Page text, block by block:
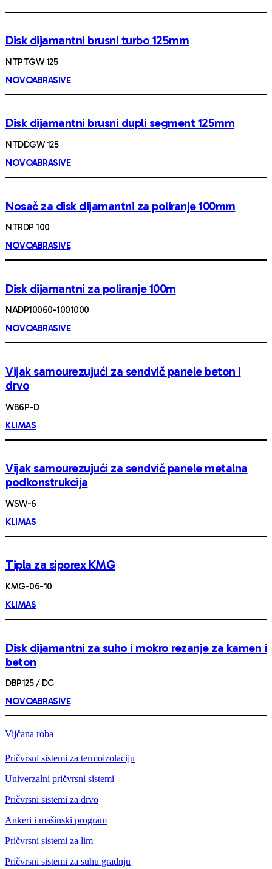
Disk dijamantni brusni turbo 125mm
NTPTGW 125
NOVOABRASIVE
Disk dijamantni brusni dupli segment 125mm
NTDDGW 125
NOVOABRASIVE
Nosač za disk dijamantni za poliranje 100mm
NTRDP 100
NOVOABRASIVE
Disk dijamantni za poliranje 100m
NADP10060-1001000
NOVOABRASIVE
Vijak samourezujući za sendvič panele beton i
drvo
WB6P-D
KLIMAS
Vijak samourezujući za sendvič panele metalna
podkonstrukcija
WSW-6
KLIMAS
Tipla za siporex KMG
KMG-06-10
KLIMAS
Disk dijamantni za suho i mokro rezanje za kamen i
beton
DBP125 / DC
NOVOABRASIVE
Vijčana roba
Pričvrsni sistemi za termoizolaciju
Univerzalni pričvrsni sistemi
Pričvrsni sistemi za drvo
Ankeri i mašinski program
Pričvrsni sistemi za lim
Pričvrsni sistemi za suhu gradnju